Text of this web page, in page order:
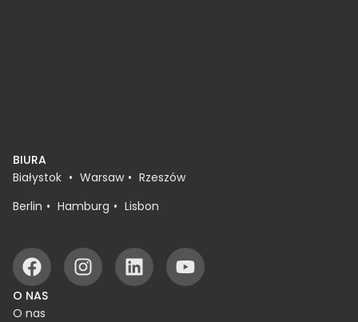
BIURA
Białystok
Warsaw
Rzeszów
Berlin
Hamburg Lisbon
O NAS
O nas